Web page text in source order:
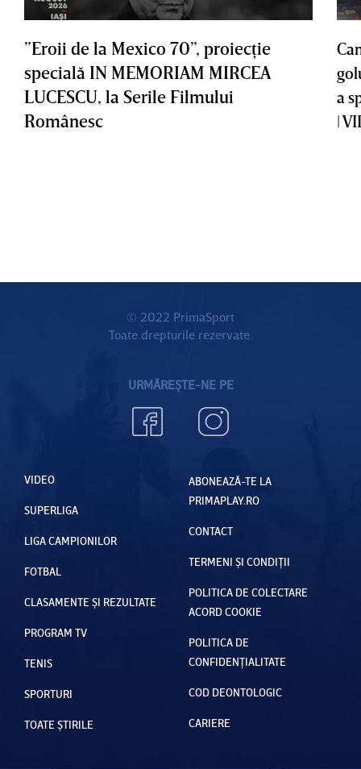
”Eroii de la Mexico 70”, proiecţie
specială IN MEMORIAM MIRCEA
LUCESCU, la Serile Filmului
Românesc
a
|
© 2022 PrimaSport
Toate drepturile rezervate.
URMĂREȘTE-NE PE
VIDEO
SUPERLIGA
LIGA CAMPIONILOR
FOTBAL
CLASAMENTE ȘI REZULTATE
PROGRAM TV
TENIS
SPORTURI
TOATE ȘTIRILE
ABONEAZĂ-TE LA
PRIMAPLAY.RO
CONTACT
TERMENI ȘI CONDIȚII
POLITICA DE COLECTARE
ACORD COOKIE
POLITICA DE
CONFIDENȚIALITATE
COD DEONTOLOGIC
CARIERE